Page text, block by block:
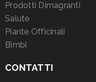
Prodotti Dimagranti
Salute
Piante Officinali
Bimbi
CONTATTI